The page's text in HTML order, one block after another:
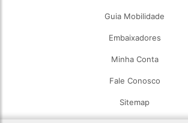
Guia Mobilidade
Embaixadores
Minha Conta
Fale Conosco
Sitemap